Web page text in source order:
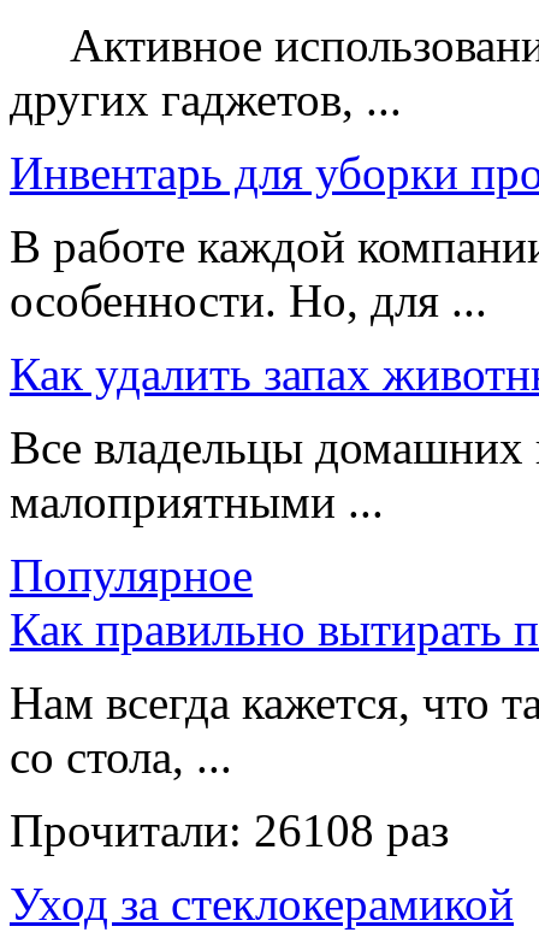
Активное
других гаджетов, ...
Инвентарь для уборки
В работе каждой
особенности. Но, для ...
Как удалить запах
Все владельцы домашних
малоприятными ...
Популярное
Как правильно вытирать
Нам всегда кажется, что
со стола, ...
Прочитали: 26108 раз
Уход за стеклокерамикой